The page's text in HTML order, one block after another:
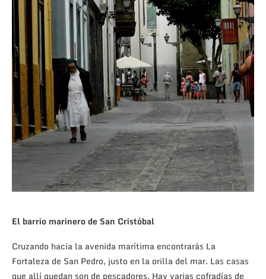
El barrio marinero de San Cristóbal
Cruzando hacia la avenida marítima encontrarás La
Fortaleza de San Pedro, justo en la orilla del mar. Las casas
que allí quedan son de pescadores. Hay varias cofradías de